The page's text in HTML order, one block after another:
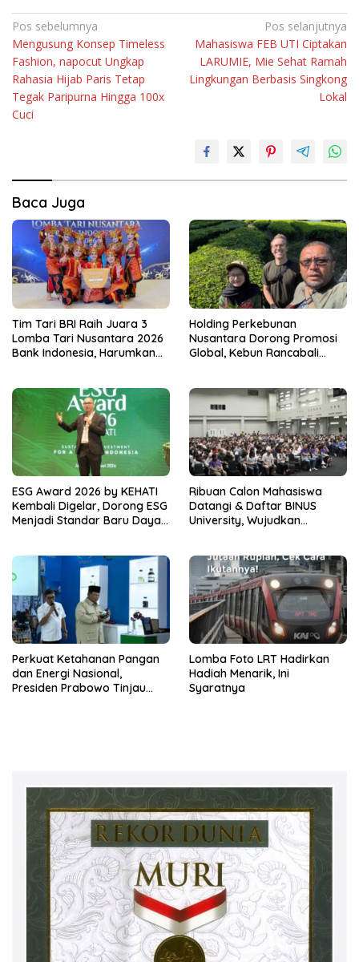
Navigasi
pos
Pos sebelumnya
Mengusung Konsep Timeless
Fashion, napocut Ungkap
Rahasia Hijab Paris Tetap
Tegak Paripurna Hingga 100x
Cuci
Pos selanjutnya
Mahasiswa FEB UTI Ciptakan
LARUMIE, Mie Sehat Ramah
Lingkungan Berbasis Singkong
Lokal
Baca Juga
Tim Tari BRI Raih Juara 3
Lomba Tari Nusantara 2026
Bank Indonesia, Harumkan
Holding Perkebunan
Nusantara Dorong Promosi
Global, Kebun Rancabali
ESG Award 2026 by KEHATI
Kembali Digelar, Dorong ESG
Menjadi Standar Baru Daya
Ribuan Calon Mahasiswa
Datangi & Daftar BINUS
University, Wujudkan
Perkuat Ketahanan Pangan
dan Energi Nasional,
Presiden Prabowo Tinjau
Lomba Foto LRT Hadirkan
Hadiah Menarik, Ini
Syaratnya